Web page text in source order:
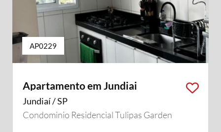
AP0229
Apartamento em Jundiai
Jundiaí / SP
Condominio Residencial Tulipas Garden